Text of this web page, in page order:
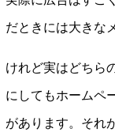
だときには大きな
けれど実はどちら
にしてもホームペ
があります。それ